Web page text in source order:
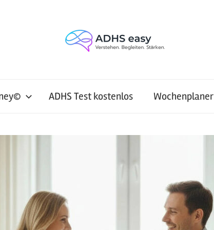
ADHS Test kostenlos Wochenplaner